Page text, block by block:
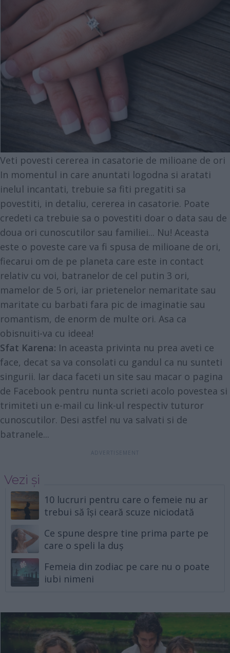
Veti povesti cererea in casatorie de milioane de ori
In momentul in care anuntati logodna si aratati
inelul incantati, trebuie sa fiti pregatiti sa
povestiti, in detaliu, cererea in casatorie. Poate
credeti ca trebuie sa o povestiti doar o data sau de
doua ori cunoscutilor sau familiei... Nu! Aceasta
este o poveste care va fi spusa de milioane de ori,
fiecarui om de pe planeta care este in contact
relativ cu voi, batranelor de cel putin 3 ori,
mamelor de 5 ori, iar prietenelor nemaritate sau
maritate cu barbati fara pic de imaginatie sau
romantism, de enorm de multe ori. Asa ca
obisnuiti-va cu ideea!
Sfat Karena: In aceasta privinta nu prea aveti ce
face, decat sa va consolati cu gandul ca nu sunteti
singurii. Iar daca faceti un site sau macar o pagina
de Facebook pentru nunta scrieti acolo povestea si
trimiteti un e-mail cu link-ul respectiv tuturor
cunoscutilor. Desi astfel nu va salvati si de
batranele...
Vezi și
10 lucruri pentru care o femeie nu ar
trebui să își ceară scuze niciodată
Ce spune despre tine prima parte pe
care o speli la duș
Femeia din zodiac pe care nu o poate
iubi nimeni